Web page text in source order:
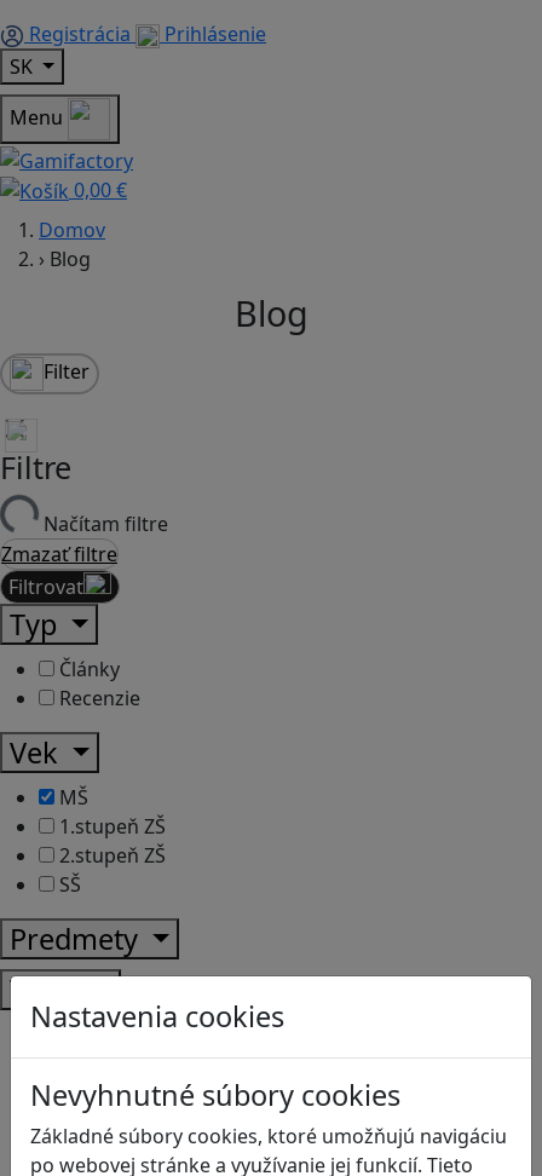
Registrácia
Prihlásenie
SK
Menu
0,00 €
Nastavenia cookies
Nevyhnutné súbory cookies
Základné súbory cookies, ktoré umožňujú navigáciu
po webovej stránke a využívanie jej funkcií. Tieto
Domov
› Blog
Blog
Filter
Filtre
Načítam filtre
Zmazať filtre
Filtrovať
Typ
Články
Recenzie
Vek
MŠ
1.stupeň ZŠ
2.stupeň ZŠ
SŠ
Predmety
Témy
Bezpečnosť na internete
Čítanie s porozumením
Digitálna rovnováha
Ekológia
Globálne vzdelávanie